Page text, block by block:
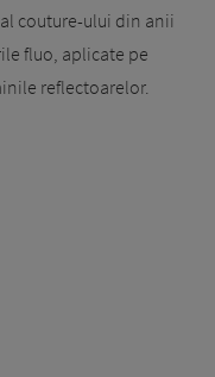
couture-ului din anii
fluo, aplicate pe
reflectoarelor.